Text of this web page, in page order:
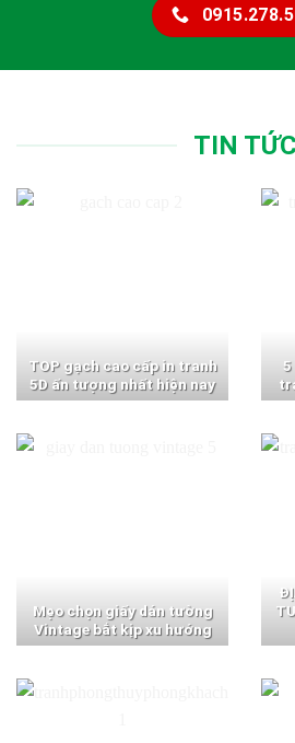
TIN TỨC
TOP gạch cao cấp in tranh
5D ấn tượng nhất hiện nay
Mẹo chọn giấy dán tường
Vintage bắt kịp xu hướng